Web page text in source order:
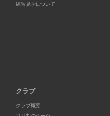
練習見学について
クラブ
クラブ概要